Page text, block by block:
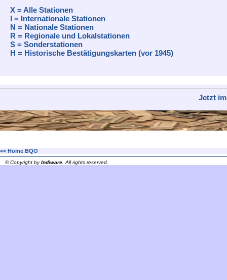
X = Alle Stationen
I = Internationale Stationen
N = Nationale Stationen
R = Regionale und Lokalstationen
S = Sonderstationen
H = Historische Bestätigungskarten (vor 1945)
Jetzt
<< Home BQO
© Copyright byIndiware . All rights reserved.